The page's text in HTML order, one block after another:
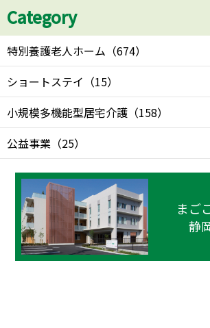
Category
特別養護老人ホーム （674）
ショートステイ （15）
小規模多機能型居宅介護 （158）
公益事業 （25）
まご
静